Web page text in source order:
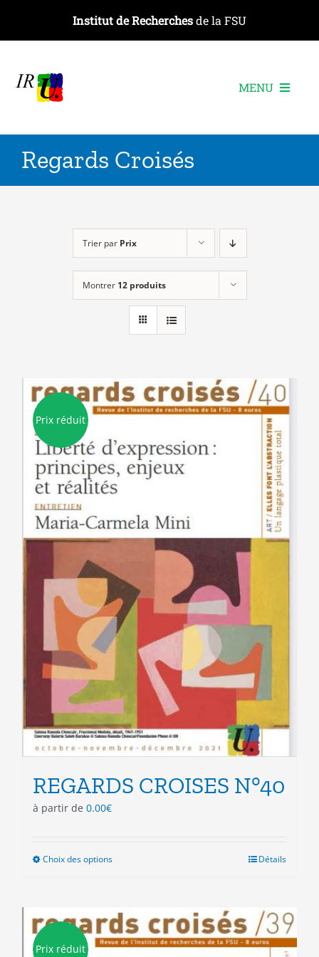
contenu
Institut de Recherchesde la FSU
MENU
Les recherches
Les événements
Regards Croisés
Trier par Prix
Montrer 12 produits
Prix réduit
REGARDS CROISES N°40
à partir de 0.00€
Choix des optionsCe
variations.
Les
Détails
Prix réduit